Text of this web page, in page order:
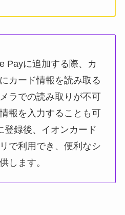
Payに追加する際、カ
カード情報を読み取る
ラでの読み取りが不可
報を入力することも可
登録後、イオンカード
で利用でき、便利なシ
します。